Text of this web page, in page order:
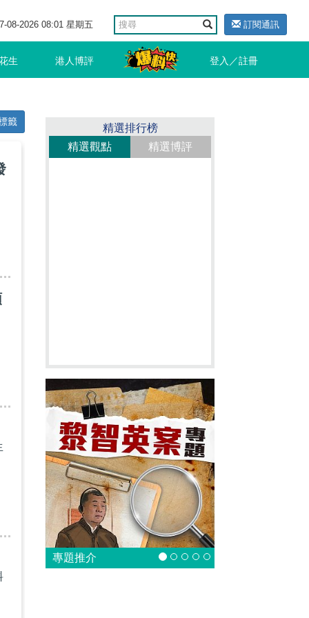
08-2026 08:01 星期五 訂閱通訊
生 港人博評 登入／註冊
籤
精選排行榜
精選觀點
精選博評
專題推介